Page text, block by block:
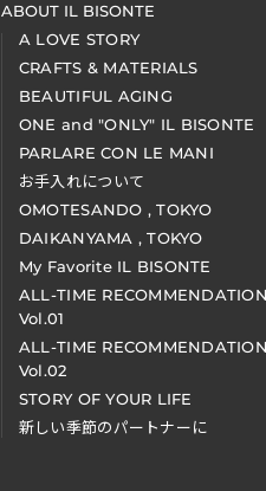
ABOUT IL BISONTE
A LOVE STORY
CRAFTS & MATERIALS
BEAUTIFUL AGING
ONE and "ONLY" IL BISONTE
PARLARE CON LE MANI
お手入れについて
OMOTESANDO , TOKYO
DAIKANYAMA , TOKYO
My Favorite IL BISONTE
ALL-TIME
Vol.01
ALL-TIME
Vol.02
STORY OF YOUR LIFE
新しい季節のパートナーに